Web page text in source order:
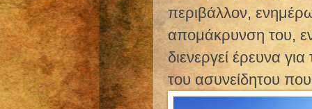
περιβάλλον,
απομάκρυνση του,
διενεργεί έρευνα
του ασυνείδητου